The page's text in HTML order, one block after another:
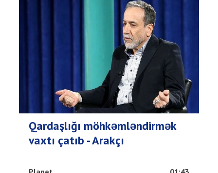
Qardaşlığı möhkəmləndirmək
vaxtı çatıb - Arakçı